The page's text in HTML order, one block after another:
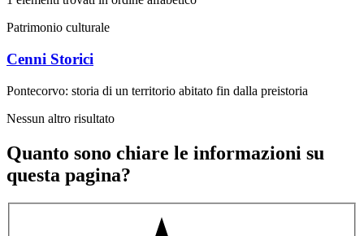
Patrimonio culturale
Cenni Storici
Pontecorvo: storia di un territorio abitato fin dalla preistoria
Nessun altro risultato
Quanto sono chiare le informazioni su
questa pagina?